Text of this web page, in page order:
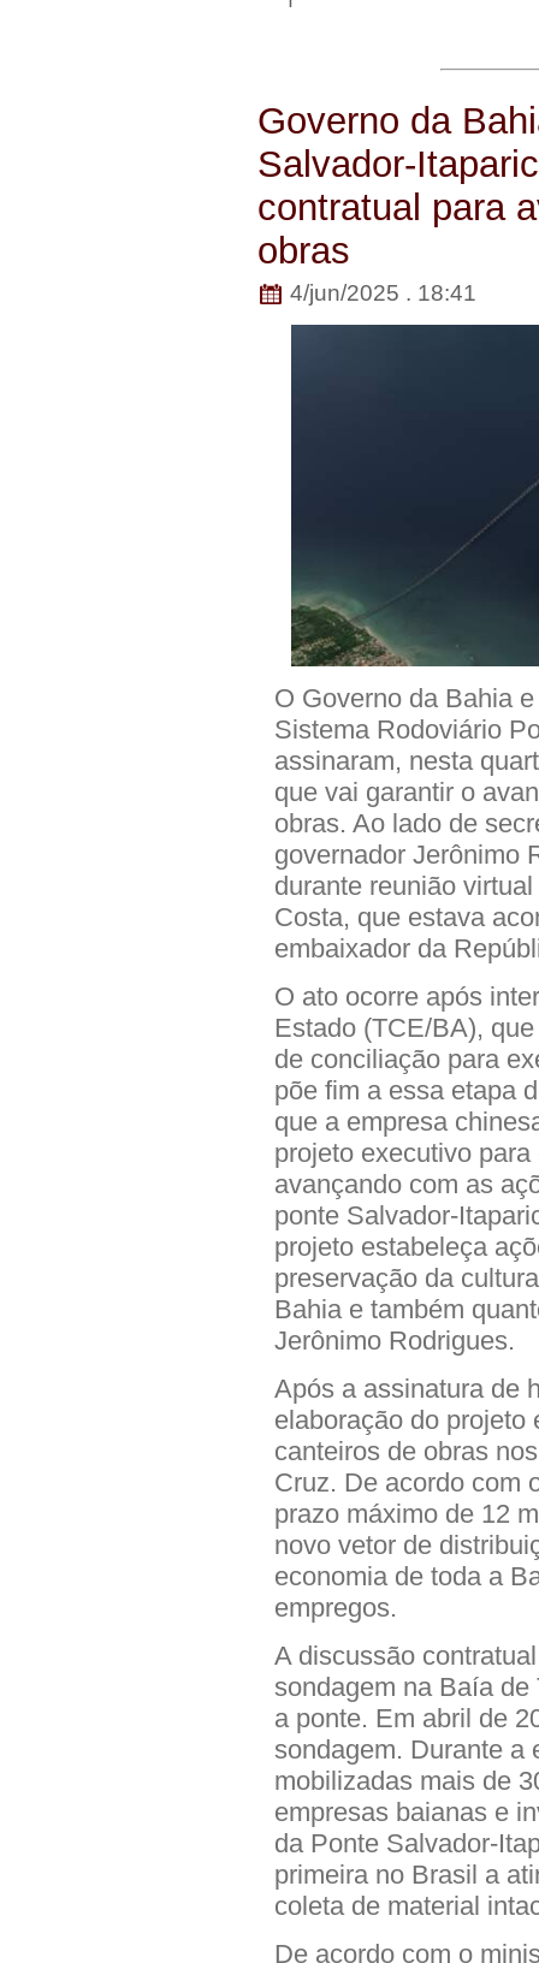
Governo da
Salvador-
contratual para
obras
4/jun/2025 . 18:41
O Governo da Bahia
Sistema Rodoviário
assinaram, nesta
que vai garantir o
obras. Ao lado de
governador Jerônimo
durante reunião
Costa, que estava
embaixador da
O ato ocorre após
Estado (TCE/BA),
de conciliação para
põe fim a essa etapa
que a empresa
projeto executivo
avançando com as
ponte Salvador-
projeto estabeleça
preservação da
Bahia e também
Jerônimo Rodrigues.
Após a assinatura de
elaboração do projeto
canteiros de obras
Cruz. De acordo com
prazo máximo de 12
novo vetor de
economia de toda a
empregos.
A discussão
sondagem na Baía
a ponte. Em abril de
sondagem. Durante a
mobilizadas mais de
empresas baianas e
da Ponte Salvador-
primeira no Brasil a
coleta de material
De acordo com o